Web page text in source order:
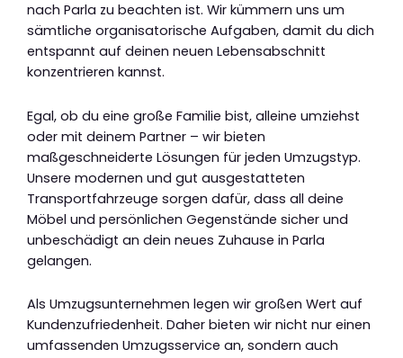
nach Parla zu beachten ist. Wir kümmern uns um
sämtliche organisatorische Aufgaben, damit du dich
entspannt auf deinen neuen Lebensabschnitt
konzentrieren kannst.
Egal, ob du eine große Familie bist, alleine umziehst
oder mit deinem Partner – wir bieten
maßgeschneiderte Lösungen für jeden Umzugstyp.
Unsere modernen und gut ausgestatteten
Transportfahrzeuge sorgen dafür, dass all deine
Möbel und persönlichen Gegenstände sicher und
unbeschädigt an dein neues Zuhause in Parla
gelangen.
Als Umzugsunternehmen legen wir großen Wert auf
Kundenzufriedenheit. Daher bieten wir nicht nur einen
umfassenden Umzugsservice an, sondern auch